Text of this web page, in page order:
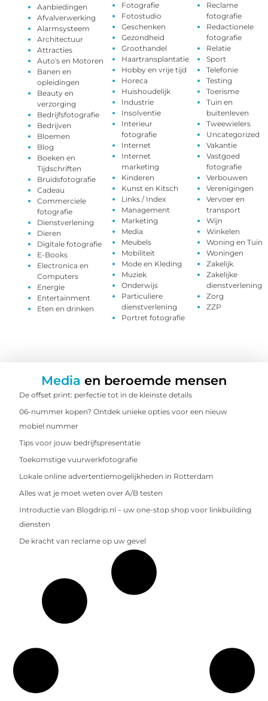
Aanbiedingen
Afvalverwerking
Alarmsysteem
Architectuur
Attracties
Auto's en Motoren
Banen en
opleidingen
Beauty en
verzorging
Bedrijfsfotografie
Bedrijven
Bloemen
Blog
Boeken en
Tijdschriften
Bruidsfotografie
Cadeau
Commerciele
fotografie
Dienstverlening
Dieren
Digitale fotografie
E-Books
Electronica en
Computers
Energie
Entertainment
Eten en drinken
Fotografie
Fotostudio
Geschenken
Gezondheid
Groothandel
Haartransplantatie
Hobby en vrije tijd
Horeca
Huishoudelijk
Industrie
Insolventie
Interieur
fotografie
Internet
Internet
marketing
Kinderen
Kunst en Kitsch
Links / Index
Management
Marketing
Media
Meubels
Mobiliteit
Mode en Kleding
Muziek
Onderwijs
Particuliere
dienstverlening
Portret fotografie
Reclame
fotografie
Redactionele
fotografie
Relatie
Sport
Telefonie
Testing
Toerisme
Tuin en
buitenleven
Tweewielers
Uncategorized
Vakantie
Vastgoed
fotografie
Verbouwen
Verenigingen
Vervoer en
transport
Wijn
Winkelen
Woning en Tuin
Woningen
Zakelijk
Zakelijke
dienstverlening
Zorg
ZZP
Media en beroemde mensen
De offset print: perfectie tot in de kleinste details
06-nummer kopen? Ontdek unieke opties voor een nieuw
mobiel nummer
Tips voor jouw bedrijfspresentatie
Toekomstige vuurwerkfotografie
Lokale online advertentiemogelijkheden in Rotterdam
Alles wat je moet weten over A/B testen
Introductie van Blogdrip.nl – uw one-stop shop voor linkbuilding
diensten
De kracht van reclame op uw gevel